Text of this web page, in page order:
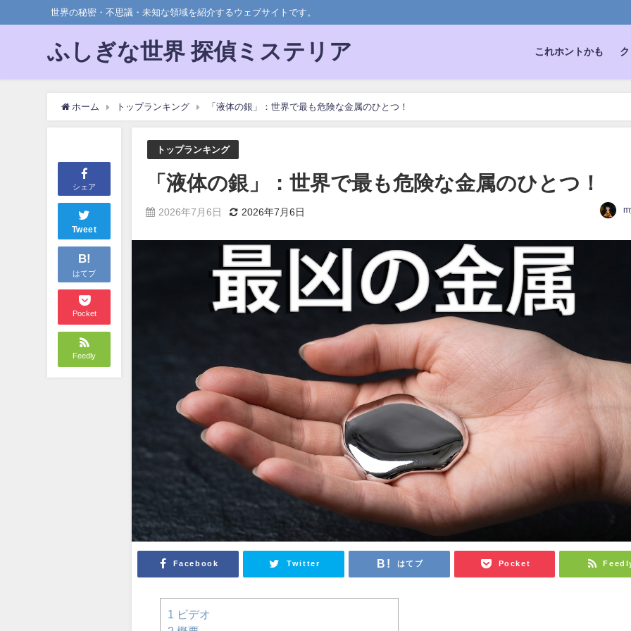
世界の秘密・不思議・未知な領域を紹介するウェブサイトです。
ふしぎな世界 探偵ミステリア これホントかも
ホーム トップランキング 「液体の銀」：世界で最も危険な金属のひとつ！
シェア
Tweet
B!
はてブ
Pocket
Feedly
トップランキング
「液体の銀」：世界で最も危険な金属のひとつ！
2026年7月6日 2026年7月6日
Facebook Twitter はてブ Pocket
1
ビデオ